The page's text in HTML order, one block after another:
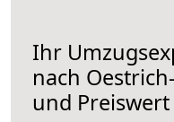
Ihr
nach
und Preiswert